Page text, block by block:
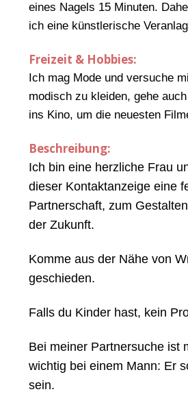
eines Nagels 15 Minuten.
ich eine künstlerische
Freizeit & Hobbies:
Ich mag Mode und versuche
modisch zu kleiden, gehe
ins Kino, um die neuesten
Beschreibung:
Ich bin eine herzliche Frau
dieser Kontaktanzeige eine
Partnerschaft, zum
der Zukunft.
Komme aus der Nähe von
geschieden.
Falls du Kinder hast, kein
Bei meiner Partnersuche ist
wichtig bei einem Mann: Er
sein.